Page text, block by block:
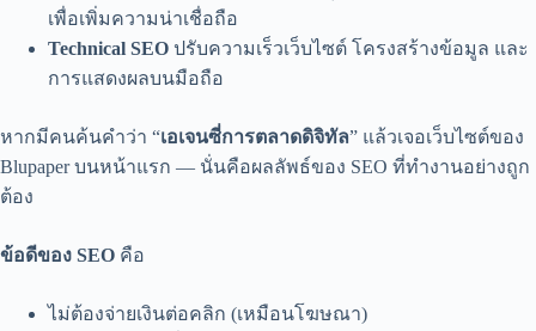
เพื่อเพิ่มความน่าเชื่อถือ
Technical SEO ปรับความเร็วเว็บไซต์ โครงสร้างข้อมูล และ
การแสดงผลบนมือถือ
หากมีคนค้นคำว่า “เอเจนซี่การตลาดดิจิทัล” แล้วเจอเว็บไซต์ของ
Blupaper บนหน้าแรก — นั่นคือผลลัพธ์ของ SEO ที่ทำงานอย่างถูก
ต้อง
ข้อดีของ SEO คือ
ไม่ต้องจ่ายเงินต่อคลิก (เหมือนโฆษณา)